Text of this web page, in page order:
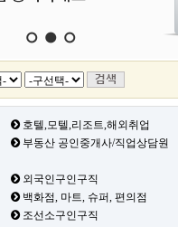
호텔,모텔,리조트,해외취업
부동산 공인중개사/직업상담원
외국인구인구직
백화점, 마트, 슈퍼, 편의점
조선소구인구직